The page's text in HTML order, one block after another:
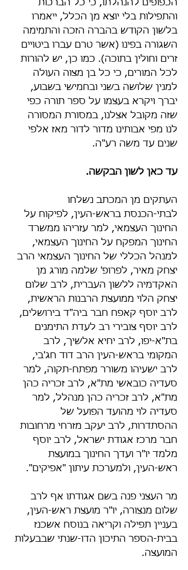
הכפופים להנהלתו, כי כל הברכות
והתפילות בלי יוצא מן הכלל, ייאמרו
בלשון הקודש בהברה הזכה והתמימה
השגורה בפינו (אשר טרם עברו ביטויים
זרים וחולין בתוכה). כמו כן, יש להורות
לכל המורים, כי כל בן מצוה העולה
למנין שלושה בשני ובחמישי בשבוע,
יברך ויקרא בעצמו על ספר תורה כפי
שזה מקובל אצלנו, במסורת המסורה
לנו מפי אבותינו מדור לדור מאז אלפי
שנים עד משה רע"ה.
עד כאן לשון הבקשה.
העתקים מן המכתב נשלחו
לבתי-הכנסת בראש-העין, לפיקוח על
החינוך העצמאי, למר עזריהו ממשרד
החינוך המפקח על החינוך העצמאי,
למנהל הכללי של החינוך העצמאי הרב
יצחק מאיר, לפרופ' שלמה מורג מן
האקדמיה ללשון העברית, לרב שלום
יצחק הלוי ממועצת הרבנות הראשית,
לרב יוסף קאפח חבר ביה"ד בירושלים,
לרב יוסף צובירי רב לעדת התימנים
בת"א-יפו, לרב יחיא אלשיך, לרב
המקומי בראש-העין הרב דוד חג'בי,
לרב ישעיהו משורר מפתח-תקוה, למר
סעדיה כובאשי מת"א, לרב זכריה כהן
מת"א, לרב זכריה כהן מנהלל, למר
סעדיה לוי מהועד הפועל של
ההסתדרות, לרב יעקב מזרחי מרחובות
חבר מרכז אגודת ישראל, לרב יוסף
מלמד יו"ר ועדך החינוך במועצת
ראש-העין, ולמערכת עיתון "אפיקים".
מר העצני פנה בשם אגודתו אף לרב
שלום מנצורה, יו"ר מועצת ראש-העין,
בעניין תפילה וקריאה בנוסח אשכנז
בבית-הספר התיכון הדו-שנתי שבבעלות
המועצה.